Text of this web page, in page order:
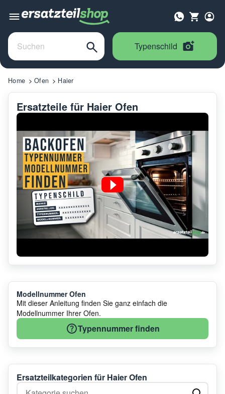
Typenschild
Home Ofen Haier
Ersatzteile für Haier Ofen
Modellnummer Ofen
Mit dieser Anleitung finden Sie ganz einfach die
Modellnummer Ihrer Ofen.
Typennummer finden
Ersatzteilkategorien für Haier Ofen
Kategorie suchen